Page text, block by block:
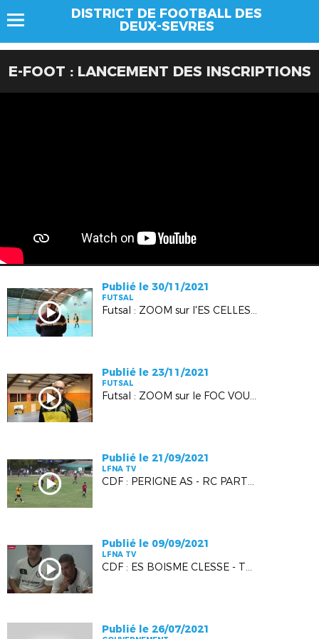
DISTRICT DE FOOTBALL DES
DEUX-SEVRES
E-FOOT : LANCEMENT DES INSCRIPTIONS
Publié le 30/11/2021
FUTSAL
Futsal : ZOOM sur l'ES CELLES VERRINES
Publié le 23/11/2021
FUTSAL
Futsal : ZOOM sur le FOC VOUILLETAIS
Publié le 21/09/2021
LFNA TV
CDF : PERIGNE AS - RC PARTHENAY VIENNAY
Publié le 09/09/2021
LFNA TV
CDF : ES BOISME CLESSE - THOUARS FOOTBALL 79
Publié le 26/07/2021